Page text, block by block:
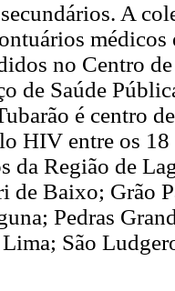
A
no Centro
de Saúde
é centro
HIV entre os
da Região de
de Baixo; Grão
Pedras
Lima; São